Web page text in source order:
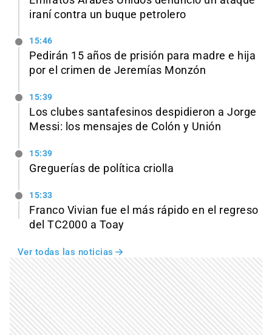
iraní contra un buque petrolero
15:46
Pedirán 15 años de prisión para madre e hija
por el crimen de Jeremías Monzón
15:39
Los clubes santafesinos despidieron a Jorge
Messi: los mensajes de Colón y Unión
15:39
Greguerías de política criolla
15:33
Franco Vivian fue el más rápido en el regreso
del TC2000 a Toay
Ver todas las noticias